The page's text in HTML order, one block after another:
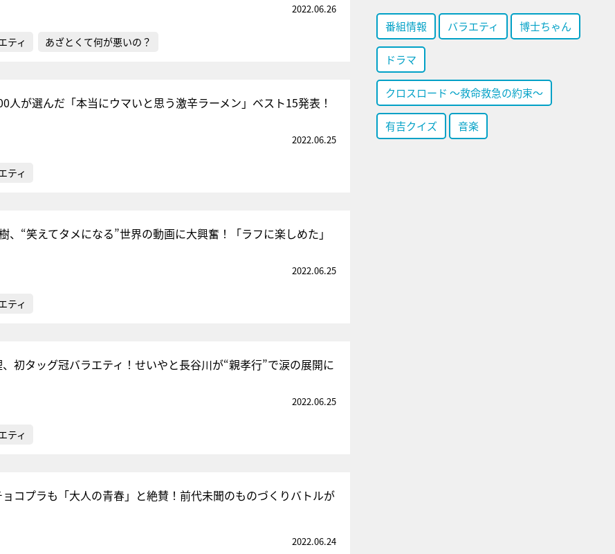
2022.06.26
ティ あざとくて何が悪いの？
人が選んだ「本当にウマいと思う激辛ラーメン」ベスト15発表！
2022.06.25
ティ
、“笑えてタメになる”世界の動画に大興奮！「ラフに楽しめた」
2022.06.25
ティ
初タッグ冠バラエティ！せいやと長谷川が“親孝行”で涙の展開に
2022.06.25
ティ
コプラも「大人の青春」と絶賛！前代未聞のものづくりバトルが
2022.06.24
番組情報 バラエティ 博士ちゃん
ドラマ
クロスロード ～救命救急の約束～
有吉クイズ 音楽